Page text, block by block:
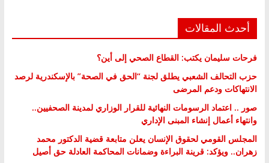
أحدث المقالات
فرحات سليمان يكتب: القطاع الصحي إلى أين؟
حزب التحالف الشعبي يطلق لجنة “الحق في الصحة” بالإسكندرية لرصد
الانتهاكات ودعم المرضى
صور .. اعتماد الرسومات النهائية للقرار الوزاري لمدينة الصحفيين..
وانتهاء أعمال إنشاء المبنى الإداري
المجلس القومي لحقوق الإنسان يعلن متابعة قضية الدكتور محمد
زهران.. ويؤكد: قرينة البراءة وضمانات المحاكمة العادلة حق أصيل